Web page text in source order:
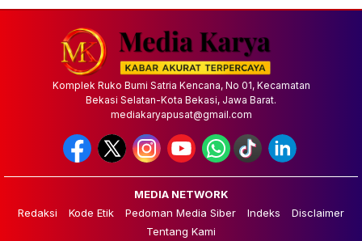
Komplek Ruko Bumi Satria Kencana, No 01, Kecamatan
Bekasi Selatan-Kota Bekasi, Jawa Barat.
mediakaryapusat@gmail.com
MEDIA NETWORK
Redaksi
Kode Etik Pedoman Media Siber Indeks
Disclaimer
Tentang Kami